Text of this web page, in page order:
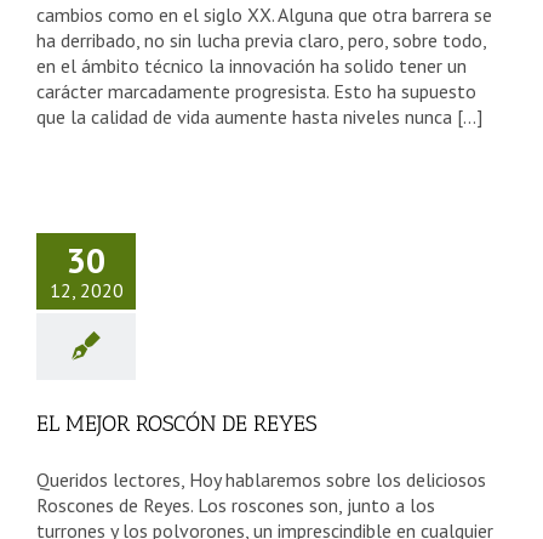
cambios como en el siglo XX. Alguna que otra barrera se
ha derribado, no sin lucha previa claro, pero, sobre todo,
en el ámbito técnico la innovación ha solido tener un
carácter marcadamente progresista. Esto ha supuesto
que la calidad de vida aumente hasta niveles nunca [...]
30
12, 2020
DE
EL MEJOR ROSCÓN DE REYES
Queridos lectores, Hoy hablaremos sobre los deliciosos
Roscones de Reyes. Los roscones son, junto a los
turrones y los polvorones, un imprescindible en cualquier